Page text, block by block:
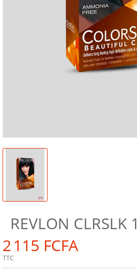
REVLON CLRSLK
2 115 FCFA
TTC